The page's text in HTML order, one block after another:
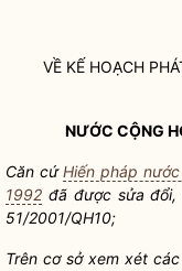
VỀ KẾ HOẠCH
NƯỚC CỘNG
Căn cứHiến pháp
1992 đã được sửa
51/2001/QH10;
Trên cơ sở xem xét các